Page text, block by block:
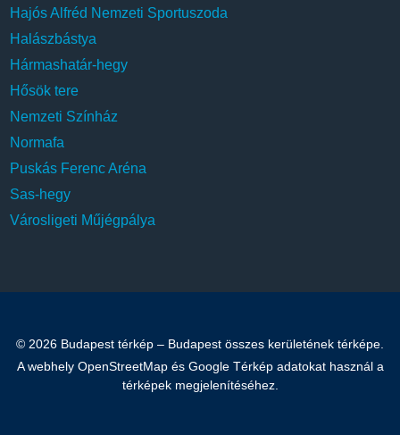
Hajós Alfréd Nemzeti Sportuszoda
Halászbástya
Hármashatár-hegy
Hősök tere
Nemzeti Színház
Normafa
Puskás Ferenc Aréna
Sas-hegy
Városligeti Műjégpálya
© 2026 Budapest térkép – Budapest összes kerületének térképe.
A webhely OpenStreetMap és Google Térkép adatokat használ a
térképek megjelenítéséhez.